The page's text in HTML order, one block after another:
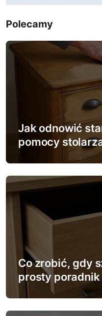
i
g
a
i
s
u
Polecamy
Jak odnowić
pomocy
Co zrobić, gdy
prosty poradnik